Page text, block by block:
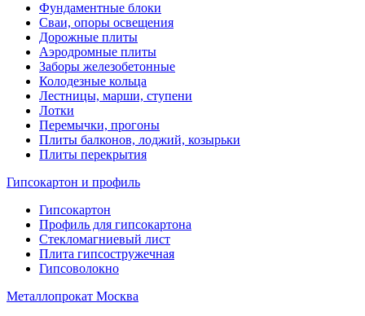
Фундаментные блоки
Сваи, опоры освещения
Дорожные плиты
Аэродромные плиты
Заборы железобетонные
Колодезные кольца
Лестницы, марши, ступени
Лотки
Перемычки, прогоны
Плиты балконов, лоджий, козырьки
Плиты перекрытия
Гипсокартон и профиль
Гипсокартон
Профиль для гипсокартона
Стекломагниевый лист
Плита гипсостружечная
Гипсоволокно
Металлопрокат Москва